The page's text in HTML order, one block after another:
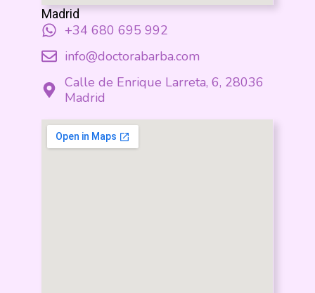
Madrid
+34 680 695 992
info@doctorabarba.com
Calle de Enrique Larreta, 6, 28036
Madrid